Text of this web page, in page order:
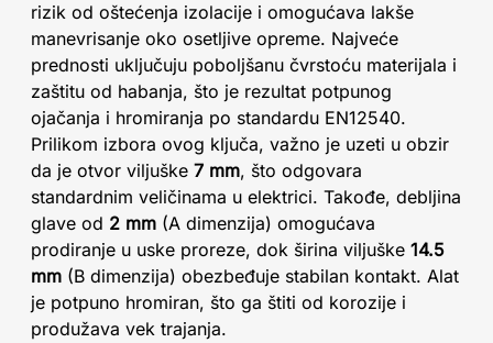
rizik od oštećenja izolacije i omogućava lakše
manevrisanje oko osetljive opreme. Najveće
prednosti uključuju poboljšanu čvrstoću materijala i
zaštitu od habanja, što je rezultat potpunog
ojačanja i hromiranja po standardu EN12540.
Prilikom izbora ovog ključa, važno je uzeti u obzir
da je otvor viljuške 7 mm, što odgovara
standardnim veličinama u elektrici. Takođe, debljina
glave od 2 mm (A dimenzija) omogućava
prodiranje u uske proreze, dok širina viljuške 14.5
mm (B dimenzija) obezbeđuje stabilan kontakt. Alat
je potpuno hromiran, što ga štiti od korozije i
produžava vek trajanja.